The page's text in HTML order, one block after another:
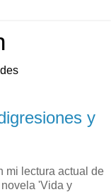
y
mi lectura actual de
novela 'Vida y